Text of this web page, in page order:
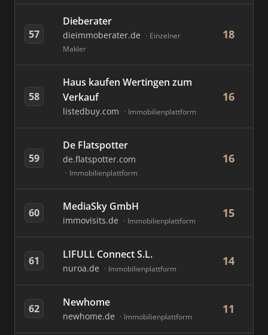
57
Dieberater
dieimmoberater.de
Einzelner
Makler
18
58
Haus kaufen Wertingen zum
Verkauf
listedbuy.com Immobilienplattform
16
59
De Flatspotter
de.flatspotter.com
Immobilienplattform
16
60 MediaSky GmbH
immovisits.de Immobilienplattform
15
61 LIFULL Connect S.L.
nuroa.de Immobilienplattform
14
62 Newhome
newhome.de Immobilienplattform
11